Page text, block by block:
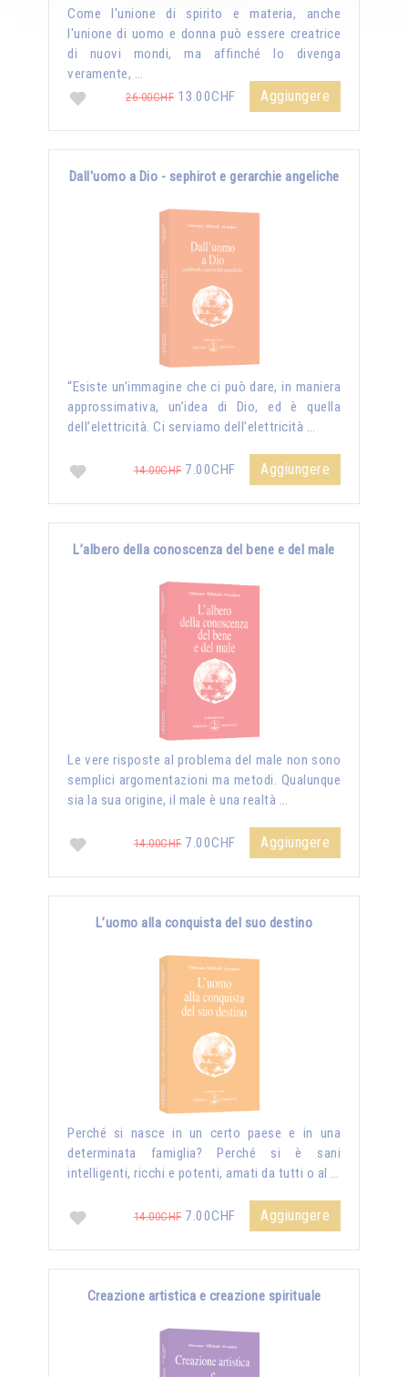
Come l'unione di spirito e materia, anche
l'unione di uomo e donna può essere creatrice
di nuovi mondi, ma affinché lo divenga
veramente, …
26.00CHF 13.00CHF Aggiungere
Dall'uomo a Dio - sephirot e gerarchie angeliche
“Esiste un’immagine che ci può dare, in maniera
approssimativa, un’idea di Dio, ed è quella
dell’elettricità. Ci serviamo dell’elettricità …
14.00CHF7.00CHF Aggiungere
L’albero della conoscenza del bene e del male
Le vere risposte al problema del male non sono
semplici argomentazioni ma metodi. Qualunque
sia la sua origine, il male è una realtà …
14.00CHF7.00CHF Aggiungere
L’uomo alla conquista del suo destino
Perché si nasce in un certo paese e in una
determinata famiglia? Perché si è sani
intelligenti, ricchi e potenti, amati da tutti o al …
14.00CHF7.00CHF Aggiungere
Creazione artistica e creazione spirituale